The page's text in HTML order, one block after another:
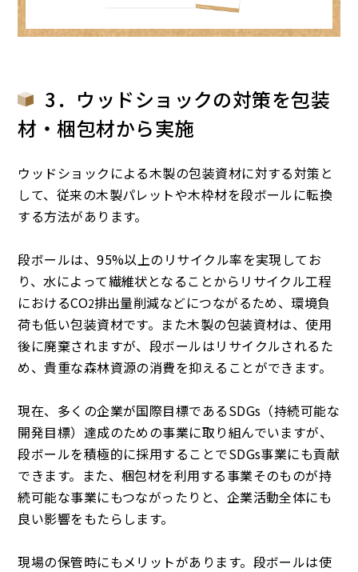
3．ウッドショックの対策を包装
材・梱包材から実施
ウッドショックによる木製の包装資材に対する対策と
して、従来の木製パレットや木枠材を段ボールに転換
する方法があります。
段ボールは、95%以上のリサイクル率を実現してお
り、水によって繊維状となることからリサイクル工程
におけるCO2排出量削減などにつながるため、環境負
荷も低い包装資材です。また木製の包装資材は、使用
後に廃棄されますが、段ボールはリサイクルされるた
め、貴重な森林資源の消費を抑えることができます。
現在、多くの企業が国際目標であるSDGs（持続可能な
開発目標）達成のための事業に取り組んでいますが、
段ボールを積極的に採用することでSDGs事業にも貢献
できます。また、梱包材を利用する事業そのものが持
続可能な事業にもつながったりと、企業活動全体にも
良い影響をもたらします。
現場の保管時にもメリットがあります。段ボールは使